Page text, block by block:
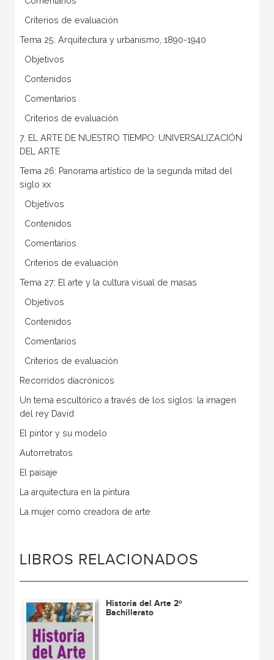
 Criterios de evaluación
Tema 25: Arquitectura y urbanismo, 1890-1940
 Objetivos
 Contenidos
 Comentarios
 Criterios de evaluación
7. EL ARTE DE NUESTRO TIEMPO: UNIVERSALIZACIÓN
DEL ARTE
Tema 26: Panorama artístico de la segunda mitad del
siglo xx
 Objetivos
 Contenidos
 Comentarios
 Criterios de evaluación
Tema 27: El arte y la cultura visual de masas
 Objetivos
 Contenidos
 Comentarios
 Criterios de evaluación
Recorridos diacrónicos
Un tema escultórico a través de los siglos: la imagen
del rey David
El pintor y su modelo
Autorretratos
El paisaje
La arquitectura en la pintura
La mujer como creadora de arte
LIBROS RELACIONADOS
Historia del Arte 2º
Bachillerato